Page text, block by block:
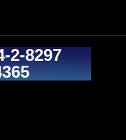
2-8297